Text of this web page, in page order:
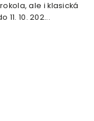
ale i klasická
10. 202...